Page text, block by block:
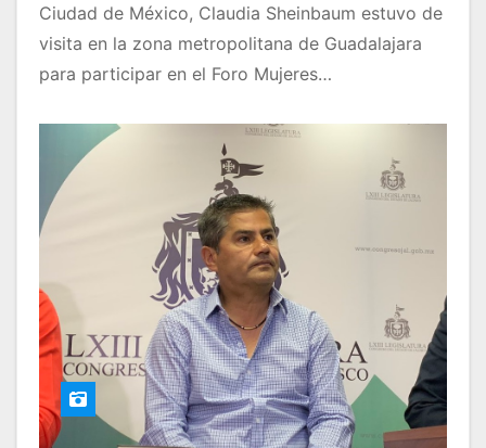
Ciudad de México, Claudia Sheinbaum estuvo de
visita en la zona metropolitana de Guadalajara
para participar en el Foro Mujeres…